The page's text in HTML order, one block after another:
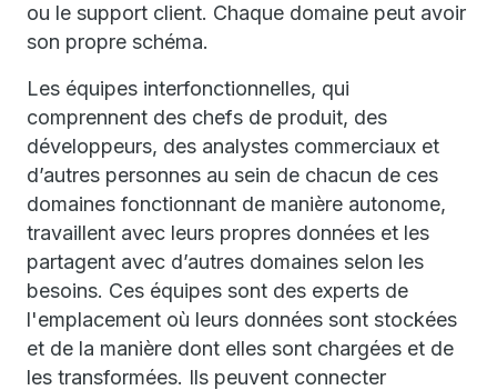
ou le support client. Chaque domaine peut avoir
son propre schéma.
Les équipes interfonctionnelles, qui
comprennent des chefs de produit, des
développeurs, des analystes commerciaux et
d’autres personnes au sein de chacun de ces
domaines fonctionnant de manière autonome,
travaillent avec leurs propres données et les
partagent avec d’autres domaines selon les
besoins. Ces équipes sont des experts de
l'emplacement où leurs données sont stockées
et de la manière dont elles sont chargées et de
les transformées. Ils peuvent connecter